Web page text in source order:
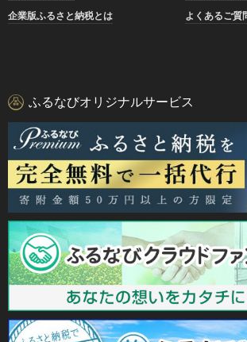
企業版ふるさと納税とは
よくあるご質
ふるなびオリジナルサービス